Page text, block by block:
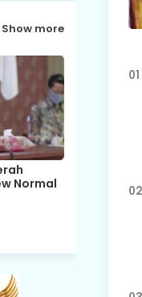
Show more
Normal